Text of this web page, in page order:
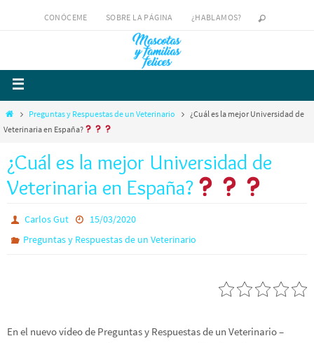
CONÓCEME SOBRE LA PÁGINA ¿HABLAMOS?
Preguntas y Respuestas de un Veterinario
¿Cuál es la mejor Universidad de
Veterinaria en España?
¿Cuál es la mejor Universidad de
Veterinaria en España?
Carlos Gut
15/03/2020
Preguntas y Respuestas de un Veterinario
En el nuevo vídeo de Preguntas y Respuestas de un Veterinario –